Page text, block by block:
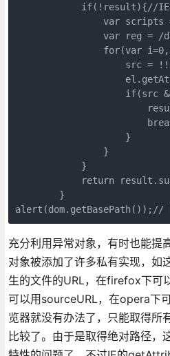
if(!result){//
var scripts
var reg = /
for(var
src =
if(src
                    }
                }
            }
return
        }
充分利用异常对象，有时也能提
对象被添加了许多私有实现，如
生的文件的URL，在firefox下可
可以用sourceURL，在opera下
览器就没有办法了，只能取得
比较了。由于是取得绝对路径，